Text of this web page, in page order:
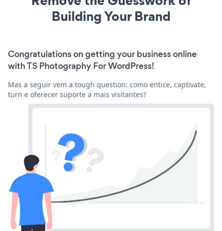
Building Your Brand
Congratulations on getting your business online
with TS Photography For WordPress!
Mas a seguir vem a tough question: como entice, captivate,
turn e oferecer suporte a mais visitantes?